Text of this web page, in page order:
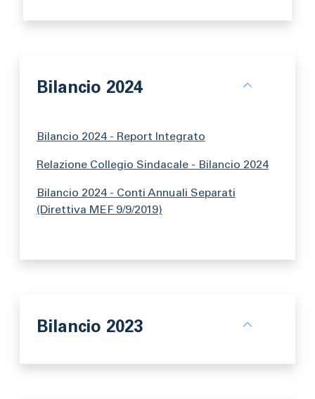
Bilancio 2024
Bilancio 2024 - Report Integrato
Relazione Collegio Sindacale - Bilancio 2024
Bilancio 2024 - Conti Annuali Separati
(Direttiva MEF 9/9/2019)
Bilancio 2023